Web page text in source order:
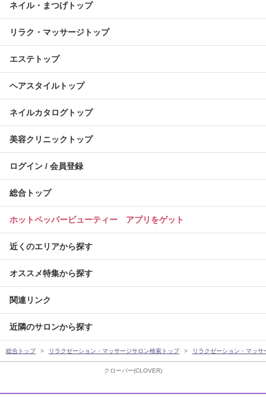
クローバー(CLOVER)
ネイル・まつげトップ
リラク・マッサージトップ
エステトップ
ヘアスタイルトップ
ネイルカタログトップ
美容クリニックトップ
ログイン / 会員登録
総合トップ
ホットペッパービューティー アプリをゲット
近くのエリアから探す
オススメ特集から探す
関連リンク
近隣のサロンから探す
総合トップ リラクゼーション・マッサージサロン検索トップ リラクゼーション・マッ